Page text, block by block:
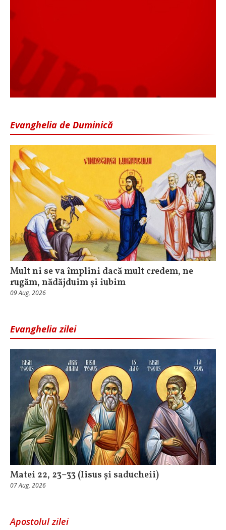
Evanghelia de Duminică
Mult ni se va împlini dacă mult credem, ne
rugăm, nădăjduim și iubim
09 Aug, 2026
Evanghelia zilei
Matei 22, 23–33 (Iisus și saducheii)
07 Aug, 2026
Apostolul zilei